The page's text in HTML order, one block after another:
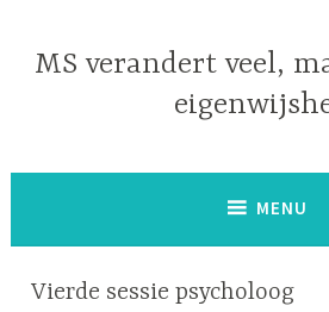
inhoud
MS verandert veel,
MENU
Vierde sessie psycholoog